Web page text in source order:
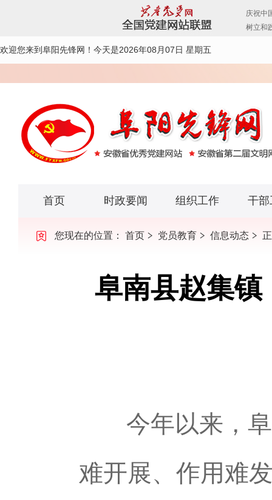
欢迎您来到阜阳先锋网！ 今天是2026年08月07日 星期五
首页 时政要闻 组织工作 干部
您现在的位置： 首页 党员教育 信息动态
阜南县赵集镇
今年以来，
难开展、作用难